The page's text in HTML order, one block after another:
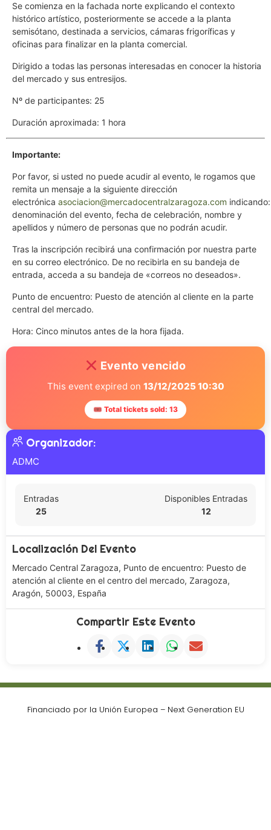
Se comienza en la fachada norte explicando el contexto
histórico artístico, posteriormente se accede a la planta
semisótano, destinada a servicios, cámaras frigoríficas y
oficinas para finalizar en la planta comercial.
Dirigido a todas las personas interesadas en conocer la historia
del mercado y sus entresijos.
Nº de participantes: 25
Duración aproximada: 1 hora
Importante:
Por favor, si usted no puede acudir al evento, le rogamos que
remita un mensaje a la siguiente dirección
electrónica asociacion@mercadocentralzaragoza.com indicando:
denominación del evento, fecha de celebración, nombre y
apellidos y número de personas que no podrán acudir.
Tras la inscripción recibirá una confirmación por nuestra parte
en su correo electrónico. De no recibirla en su bandeja de
entrada, acceda a su bandeja de «correos no deseados».
Punto de encuentro: Puesto de atención al cliente en la parte
central del mercado.
Hora: Cinco minutos antes de la hora fijada.
Evento vencido
This event expired on 13/12/2025 10:30
🎟 Total tickets sold: 13
Organizador:
ADMC
Entradas
25
Disponibles Entradas
12
Localización Del Evento
Mercado Central Zaragoza, Punto de encuentro: Puesto de
atención al cliente en el centro del mercado, Zaragoza,
Aragón, 50003, España
Compartir Este Evento
Financiado por la Unión Europea – Next Generation EU